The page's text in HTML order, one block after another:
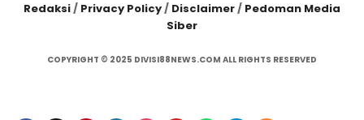
Redaksi/ Privacy Policy/ Disclaimer/ Pedoman Media
Siber
COPYRIGHT © 2025 DIVISI88NEWS.COM ALL RIGHTS RESERVED